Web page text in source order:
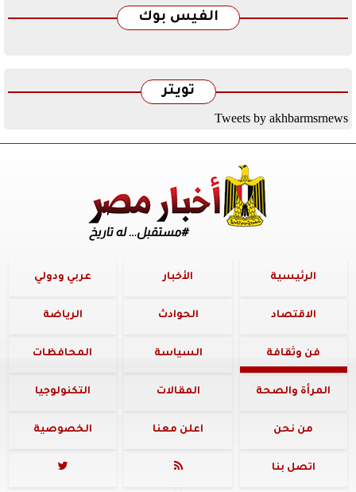
الفيس بوك
تويتر
Tweets by akhbarmsrnews
الرئيسية الأخبار عربي ودولي
الاقتصاد الحوادث الرياضة
فن وثقافة السياسة المحافظات
المرأة والصحة المقالات التكنولوجيا
من نحن اعلن معنا الخصوصية
اتصل بنا 
